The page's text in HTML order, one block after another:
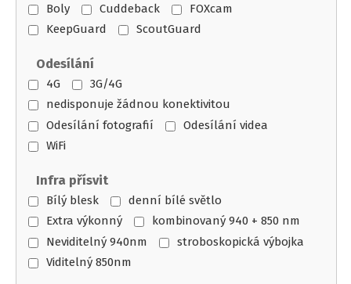
Boly Cuddeback
FOXcam
KeepGuard
ScoutGuard
Odesílání
4G
3G/4G
nedisponuje žádnou konektivitou
Odesílání fotografií
Odesílání videa
WiFi
Infra přísvit
Bílý blesk
denní bílé světlo
Extra výkonný
kombinovaný 940 + 850 nm
Neviditelný 940nm
stroboskopická výbojka
Viditelný 850nm